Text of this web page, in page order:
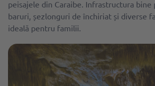
peisajele din Caraibe. Infrastructura bine
baruri, șezlonguri de închiriat și diverse
ideală pentru familii.